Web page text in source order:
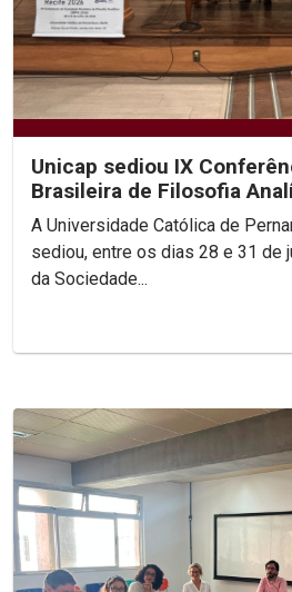
Unicap sediou IX
Brasileira de Filosofia
A Universidade Católica de
sediou, entre os dias 28 e 31 de
da Sociedade...